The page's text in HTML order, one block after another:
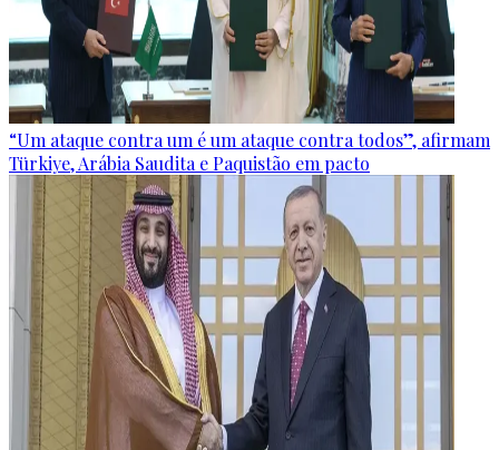
“Um ataque contra um é um ataque contra todos”, afirmam
Türkiye, Arábia Saudita e Paquistão em pacto